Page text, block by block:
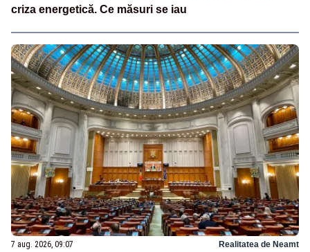
criza energetică. Ce măsuri se iau
7 aug. 2026, 09:07 Realitatea de Neamt